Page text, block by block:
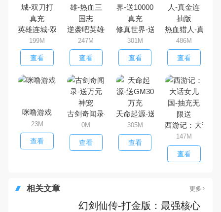
英雄连城-双刀打真充
199M
查看
逆袭吧英雄-热血三国志
247M
查看
修真世界-送10000真充
301M
查看
热血猎人-真金连
486M
查看
咪噜游戏
23M
查看
古剑奇闻录-送万元神宠
0M
查看
天命起源-送GM30万充
305M
查看
西游记：大话女
147M
查看
相关文章 更多
幻剑仙传-打金版：最强核心